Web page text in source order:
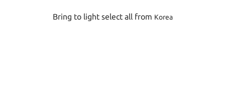
Bring to light select all from Korea